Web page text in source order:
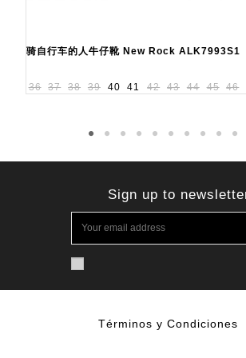
骑自行车的人牛仔靴 New Rock ALK7993S1
36 37 38 39 40 41 42 43 44 45 46
Sign up to
Términos y Condiciones